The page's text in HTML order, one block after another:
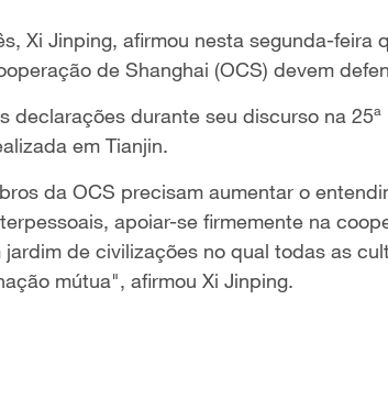
Xi Jinping, afirmou nesta segunda-feira
de Shanghai (OCS) devem
declarações durante seu discurso na
em Tianjin.
da OCS precisam aumentar o
apoiar-se firmemente na
de civilizações no qual todas as
mútua", afirmou Xi Jinping.